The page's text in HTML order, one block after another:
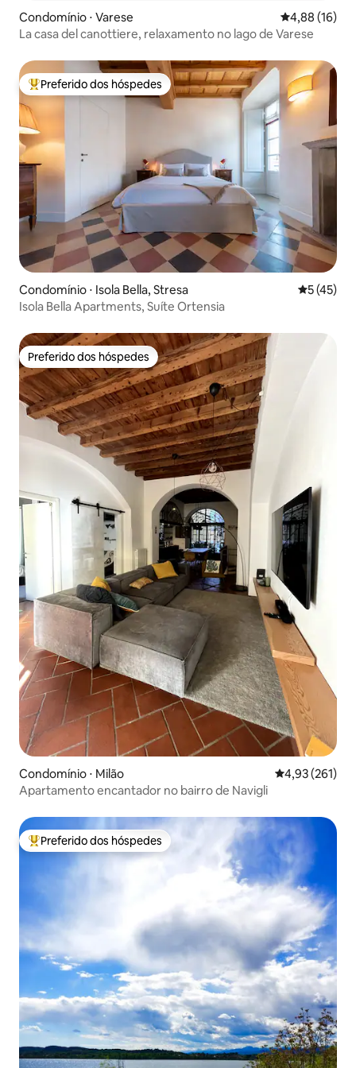
Condomínio ⋅ Varese 4,88 de uma
4,88 (16)
La casa del canottiere, relaxamento no lago de Varese
Entre os melhores preferidos dos hóspedes
Preferido dos hóspedes
Condomínio ⋅ Isola Bella, Stresa 5 de uma
5 (45)
Isola Bella Apartments, Suíte Ortensia
Preferido dos hóspedes
Preferido dos hóspedes
Condomínio ⋅ Milão 4,93 de uma
4,93 (261)
Apartamento encantador no bairro de Navigli
Entre os melhores preferidos dos hóspedes
Preferido dos hóspedes